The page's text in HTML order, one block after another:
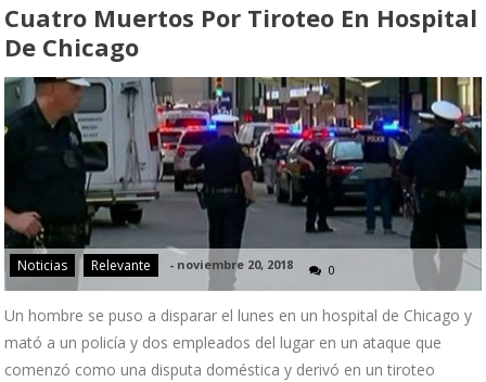
Cuatro Muertos Por Tiroteo En Hospital
De Chicago
Noticias Relevante - noviembre 20, 2018 0
Un hombre se puso a disparar el lunes en un hospital de Chicago y
mató a un policía y dos empleados del lugar en un ataque que
comenzó como una disputa doméstica y derivó en un tiroteo